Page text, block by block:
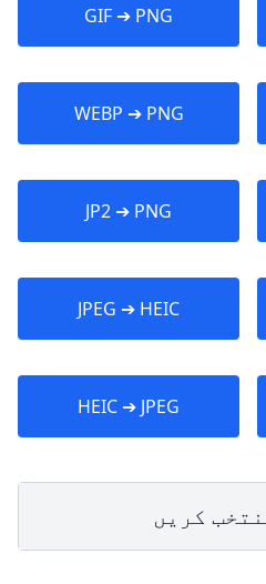
GIF ➔ PNG
WEBP ➔ PNG
JP2 ➔ PNG
JPEG ➔ HEIC
HEIC ➔ JPEG
کریں